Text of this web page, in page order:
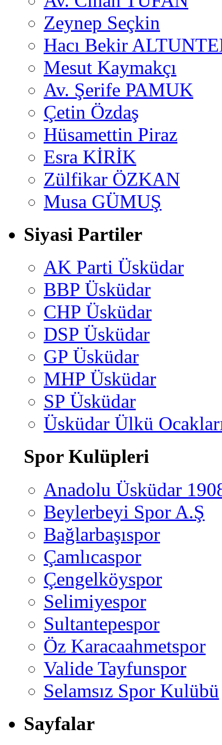
Zeynep Seçkin
Hacı Bekir
Mesut Kaymakçı
Av. Şerife PAMUK
Çetin Özdaş
Hüsamettin Piraz
Esra KİRİK
Zülfikar ÖZKAN
Musa GÜMUŞ
Siyasi Partiler
AK Parti Üsküdar
BBP Üsküdar
CHP Üsküdar
DSP Üsküdar
GP Üsküdar
MHP Üsküdar
SP Üsküdar
Üsküdar Ülkü
Spor Kulüpleri
Anadolu Üsküdar
Beylerbeyi Spor A.Ş
Bağlarbaşıspor
Çamlıcaspor
Çengelköyspor
Selimiyespor
Sultantepespor
Öz Karacaahmetspor
Valide Tayfunspor
Selamsız Spor Kulübü
Sayfalar